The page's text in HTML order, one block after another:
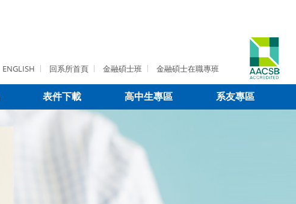
ENGLISH 回系所首頁 金融碩士班 金融碩士在職專班
表件下載 高中生專區 系友專區